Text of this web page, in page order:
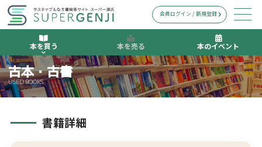
本を買う 本を売る 本のイベント
会員ログイン / 新規登録
古本・古書
USED BOOKS
書籍詳細